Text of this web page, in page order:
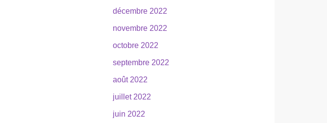
décembre 2022
novembre 2022
octobre 2022
septembre 2022
août 2022
juillet 2022
juin 2022